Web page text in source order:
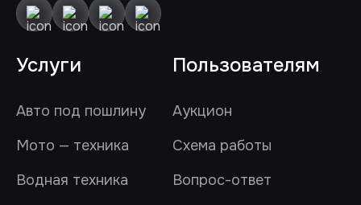
Услуги
Авто под пошлину
Мото — техника
Водная техника
Пользователям
Аукцион
Схема работы
Вопрос-ответ